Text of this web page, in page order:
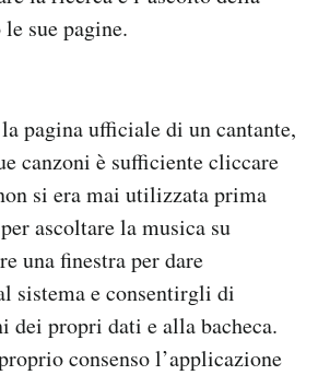
sue pagine.
pagina ufficiale di un cantante,
canzoni è sufficiente cliccare
si era mai utilizzata prima
ascoltare la musica su
una finestra per dare
sistema e consentirgli di
dei propri dati e alla bacheca.
consenso l’applicazione